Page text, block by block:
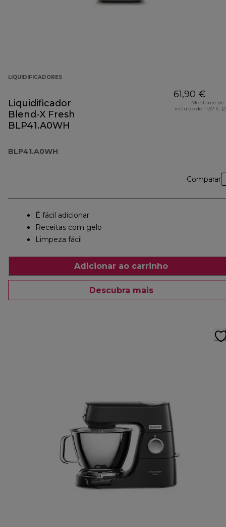
LIQUIDIFICADORES
Liquidificador
Blend-X Fresh
BLP41.A0WH
BLP41.A0WH
61,90 €
Montante de
incluído de 11,57 €
Comparar
É fácil adicionar
Receitas com gelo
Limpeza fácil
Adicionar ao carrinho
Descubra mais